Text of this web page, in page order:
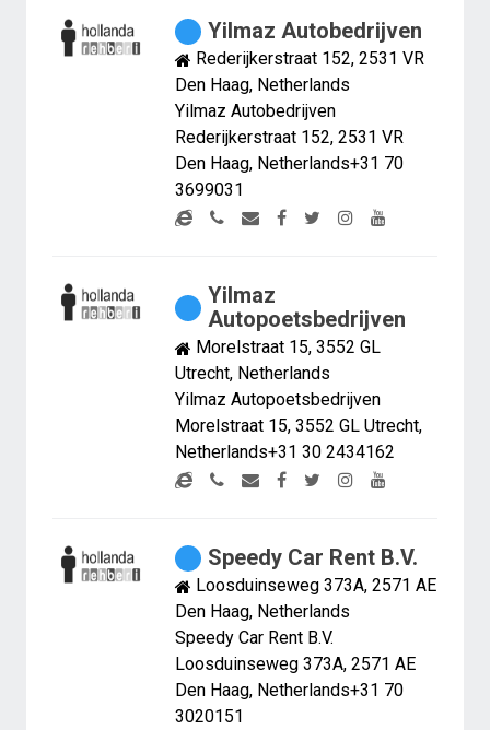
Yilmaz Autobedrijven
Rederijkerstraat 152, 2531 VR
Den Haag, Netherlands
Yilmaz Autobedrijven
Rederijkerstraat 152, 2531 VR
Den Haag, Netherlands+31 70
3699031
Yilmaz
Autopoetsbedrijven
Morelstraat 15, 3552 GL
Utrecht, Netherlands
Yilmaz Autopoetsbedrijven
Morelstraat 15, 3552 GL Utrecht,
Netherlands+31 30 2434162
Speedy Car Rent B.V.
Loosduinseweg 373A, 2571 AE
Den Haag, Netherlands
Speedy Car Rent B.V.
Loosduinseweg 373A, 2571 AE
Den Haag, Netherlands+31 70
3020151